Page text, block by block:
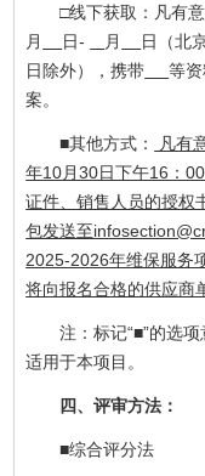
□线下获取：凡有意
月
日- 月 日（北
日除外），携带
等资
案。
■其他方式：
凡有
年10月30日下午16：
证件、销售人员的授权
包发送至
2025-2026年维保服务
将向报名合格的供应商
注：标记“■”的选项
适用于本项目。
四、评审方法：
■综合评分法